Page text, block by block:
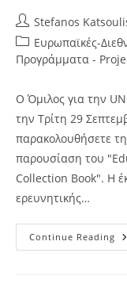
Post
author:
Stefanos
Post
category:
Ευρωπαϊκές-
Προγράμματα -
Ο Όμιλος για την
την Τρίτη 29
παρακολουθήσετε
παρουσίαση του
Collection Book". Η
ερευνητικής…
Continue Reading